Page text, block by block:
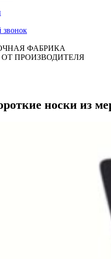
звонок
ФАБРИКА
ПРОИЗВОДИТЕЛЯ
носки из